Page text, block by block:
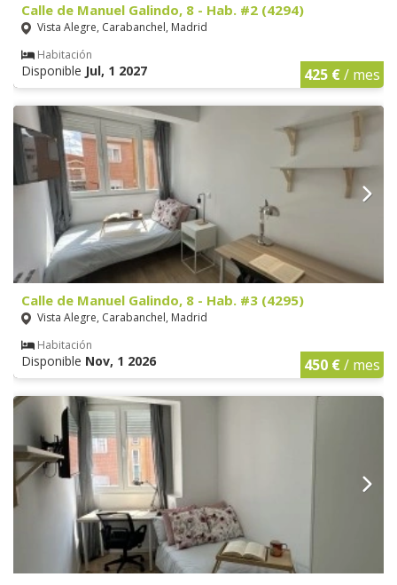
Calle de Manuel Galindo, 8 - Hab. #2 (4294)
Vista Alegre, Carabanchel, Madrid
Habitación
Disponible Jul, 1 2027 425 €/ mes
Calle de Manuel Galindo, 8 - Hab. #3 (4295)
Vista Alegre, Carabanchel, Madrid
Habitación
Disponible Nov, 1 2026 450 €/ mes